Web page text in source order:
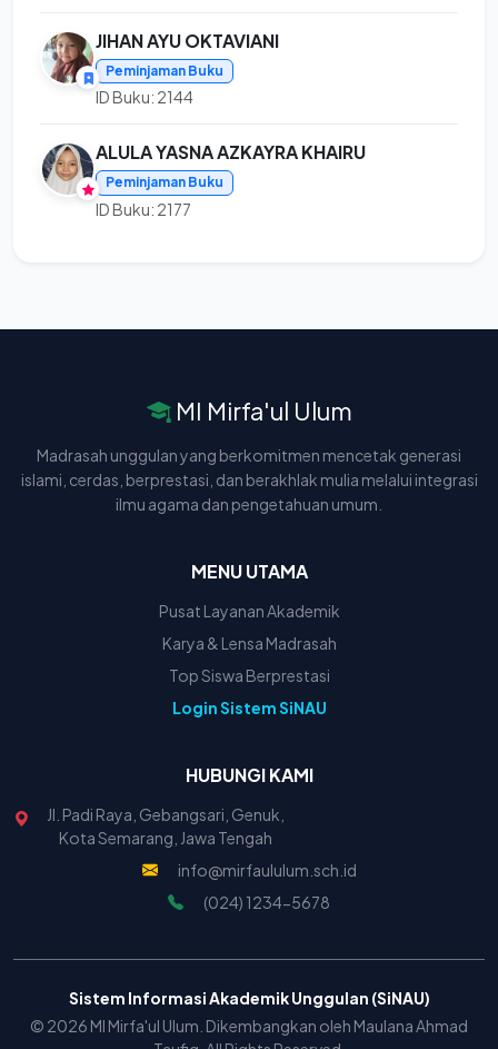
JIHAN AYU OKTAVIANI
Peminjaman Buku
ID Buku: 2144
ALULA YASNA AZKAYRA KHAIRU
Peminjaman Buku
ID Buku: 2177
MI Mirfa'ul Ulum
Madrasah unggulan yang berkomitmen mencetak generasi
islami, cerdas, berprestasi, dan berakhlak mulia melalui integrasi
ilmu agama dan pengetahuan umum.
MENU UTAMA
Pusat Layanan Akademik
Karya & Lensa Madrasah
Top Siswa Berprestasi
Login Sistem SiNAU
HUBUNGI KAMI
Jl. Padi Raya, Gebangsari, Genuk,
Kota Semarang, Jawa Tengah
info@mirfaululum.sch.id
(024) 1234-5678
Sistem Informasi Akademik Unggulan (SiNAU)
© 2026 MI Mirfa'ul Ulum. Dikembangkan oleh Maulana Ahmad